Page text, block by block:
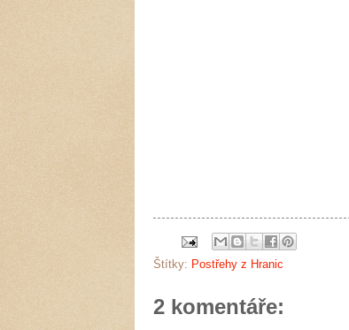
Štítky: Postřehy z Hranic
2 komentáře: